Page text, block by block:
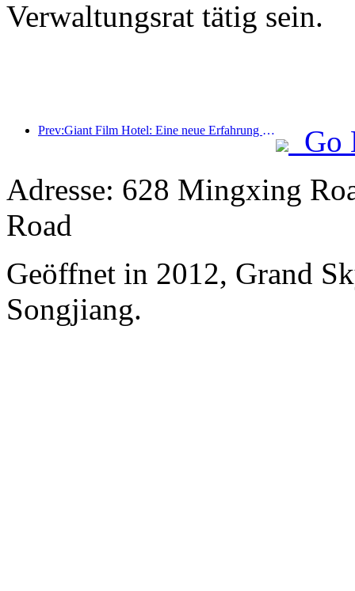
Verwaltungsrat tätig sein.
Prev:Giant Film Hotel: Eine neue Erfahrung der Filmkultur im digitalen Zeitalter
Go
Adresse: 628 Mingxing
Road
Geöffnet in 2012, Grand
Songjiang.